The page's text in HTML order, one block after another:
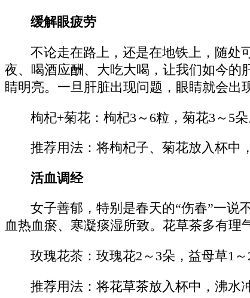
缓解眼疲劳
不论走在路上，还是在地铁上，随处
夜、喝酒应酬、大吃大喝，让我们如今的
睛明亮。一旦肝脏出现问题，眼睛就会出
枸杞+菊花：枸杞3～6粒，菊花3～5朵
推荐用法：将枸杞子、菊花放入杯中
活血调经
女子善郁，特别是春天的“伤春”一说
血热血瘀、寒凝痰湿所致。花草茶多有理
玫瑰花茶：玫瑰花2～3朵，益母草1～
推荐用法：将花草茶放入杯中，沸水